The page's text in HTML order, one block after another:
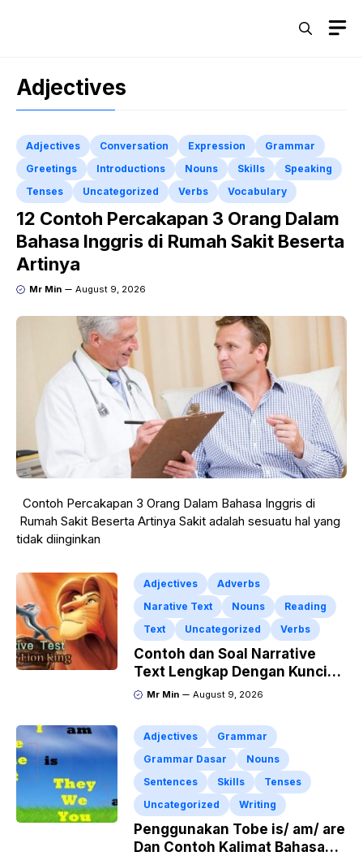
Adjectives
Adjectives Conversation Expression
Grammar
Greetings
Introductions Nouns Skills
Speaking
Tenses
Uncategorized Verbs Vocabulary
12 Contoh Percakapan 3 Orang Dalam
Bahasa Inggris di Rumah Sakit Beserta
Artinya
Mr Min August 9, 2026
Contoh Percakapan 3 Orang Dalam Bahasa Inggris di
Rumah Sakit Beserta Artinya Sakit adalah sesuatu hal yang
tidak diinginkan
Adjectives
Adverbs
Narative Text
Nouns
Reading
Text
Uncategorized Verbs
Contoh dan Soal Narrative
Text Lengkap Dengan Kunci
Jawaban
Mr Min August 9, 2026
Adjectives
Grammar
Grammar Dasar
Nouns
Sentences
Skills
Tenses
Uncategorized
Writing
Penggunakan Tobe is/ am/ are
Dan Contoh Kalimat Bahasa